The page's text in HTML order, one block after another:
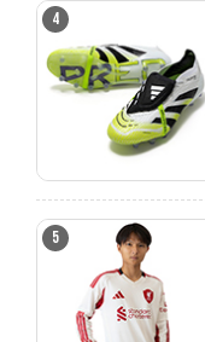
4
5